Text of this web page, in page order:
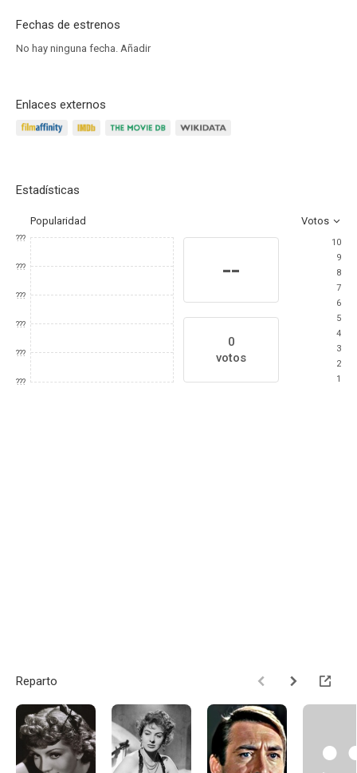
Fechas de estrenos
No hay ninguna fecha. Añadir
Enlaces externos
Estadísticas
Popularidad Votos
???
???
???
???
???
???
--
0
votos
10
9
8
7
6
5
4
3
2
1
Reparto